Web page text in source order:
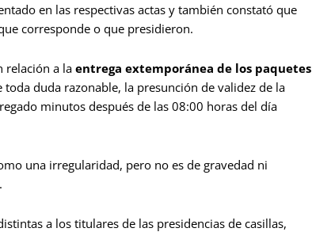
en las respectivas actas y también constató que
corresponde o que presidieron.
relación a la entrega extemporánea de los paquetes
duda razonable, la presunción de validez de la
minutos después de las 08:00 horas del día
una irregularidad, pero no es de gravedad ni
a los titulares de las presidencias de casillas,